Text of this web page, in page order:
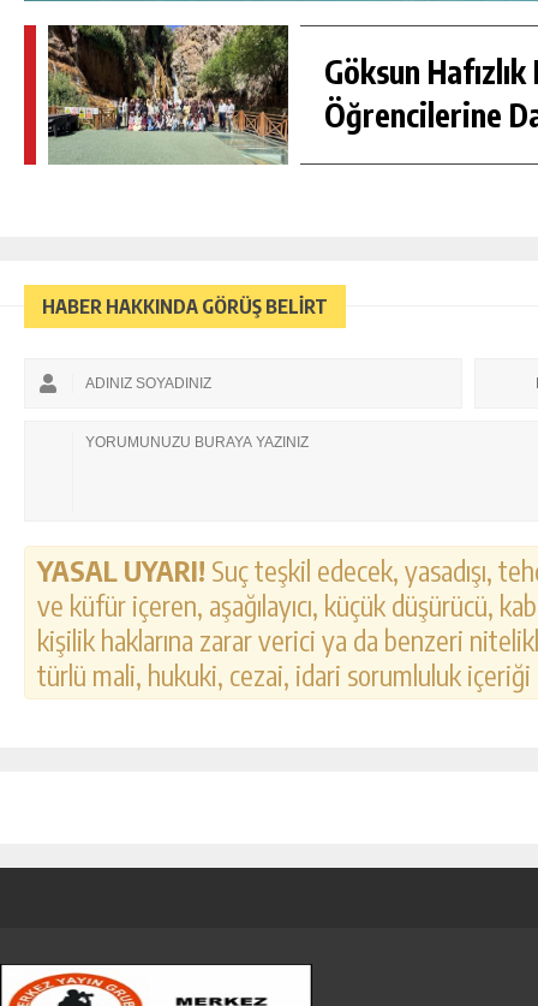
Göksun Hafızlık
Öğrencilerine
HABER HAKKINDA GÖRÜŞ BELİRT
YASAL UYARI! Suç teşkil edecek, yasadışı,
ve küfür içeren, aşağılayıcı, küçük düşürücü,
kişilik haklarına zarar verici ya da benzeri
türlü mali, hukuki, cezai, idari sorumluluk